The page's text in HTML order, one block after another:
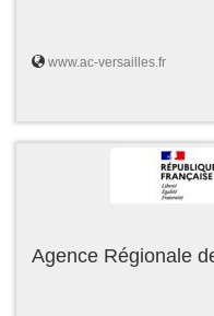
www.ac-versailles.fr
Agence Régionale